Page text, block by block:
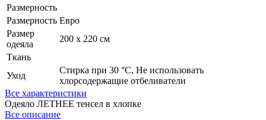
Размерность
Размерность Евро
Размер
одеяла
200 х 220 см
Ткань
Уход
Стирка при 30 °С, Не использовать
хлорсодержащие отбеливатели
Все характеристики
Одеяло ЛЕТНЕЕ тенсел в хлопке
Все описание